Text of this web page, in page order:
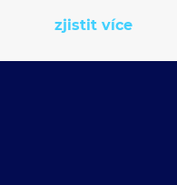
zjistit více